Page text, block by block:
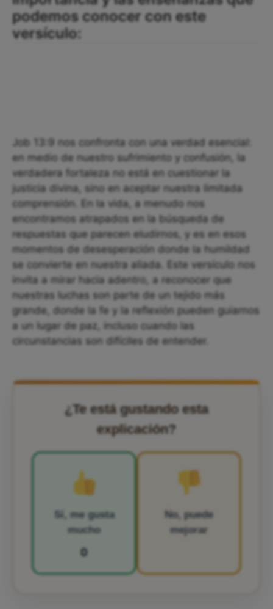
podemos conocer con este
versículo:
Job 13:9 nos confronta con una verdad esencial:
en medio de nuestro sufrimiento y confusión, la
verdadera fortaleza no está en cuestionar la
justicia divina, sino en aceptar nuestra limitada
comprensión. En la vida, a menudo nos
encontramos atrapados en la búsqueda de
respuestas que parecen eludirnos, y es en esos
momentos de desesperación donde la humildad
se convierte en nuestra aliada. Este versículo nos
invita a mirar hacia adentro, a reconocer que
nuestras luchas son parte de un tejido más
grande, donde la fe y la reflexión pueden guiarnos
a un lugar de paz, incluso cuando las
circunstancias son difíciles de entender.
¿Te está gustando esta
explicación?
Sí, me gusta
mucho
0
No, puede
mejorar